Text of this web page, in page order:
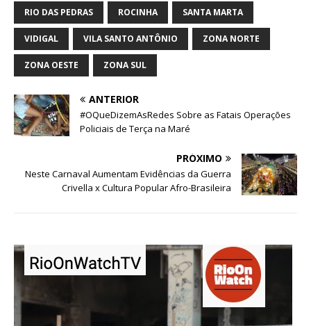
RIO DAS PEDRAS ROCINHA SANTA MARTA
VIDIGAL VILA SANTO ANTÔNIO ZONA NORTE
ZONA OESTE ZONA SUL
ANTERIOR
#OQueDizemAsRedes Sobre as Fatais Operações
Policiais de Terça na Maré
PRÓXIMO
Neste Carnaval Aumentam Evidências da Guerra
Crivella x Cultura Popular Afro-Brasileira